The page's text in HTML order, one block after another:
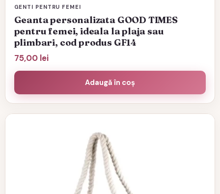
GENTI PENTRU FEMEI
Geanta personalizata GOOD TIMES
pentru femei, ideala la plaja sau
plimbari, cod produs GF14
75,00 lei
Adaugă în coș